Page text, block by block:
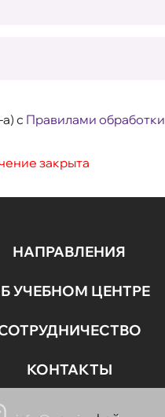
с Правилами обработки
закрыта
НАПРАВЛЕНИЯ
УЧЕБНОМ ЦЕНТРЕ
КОНТАКТЫ